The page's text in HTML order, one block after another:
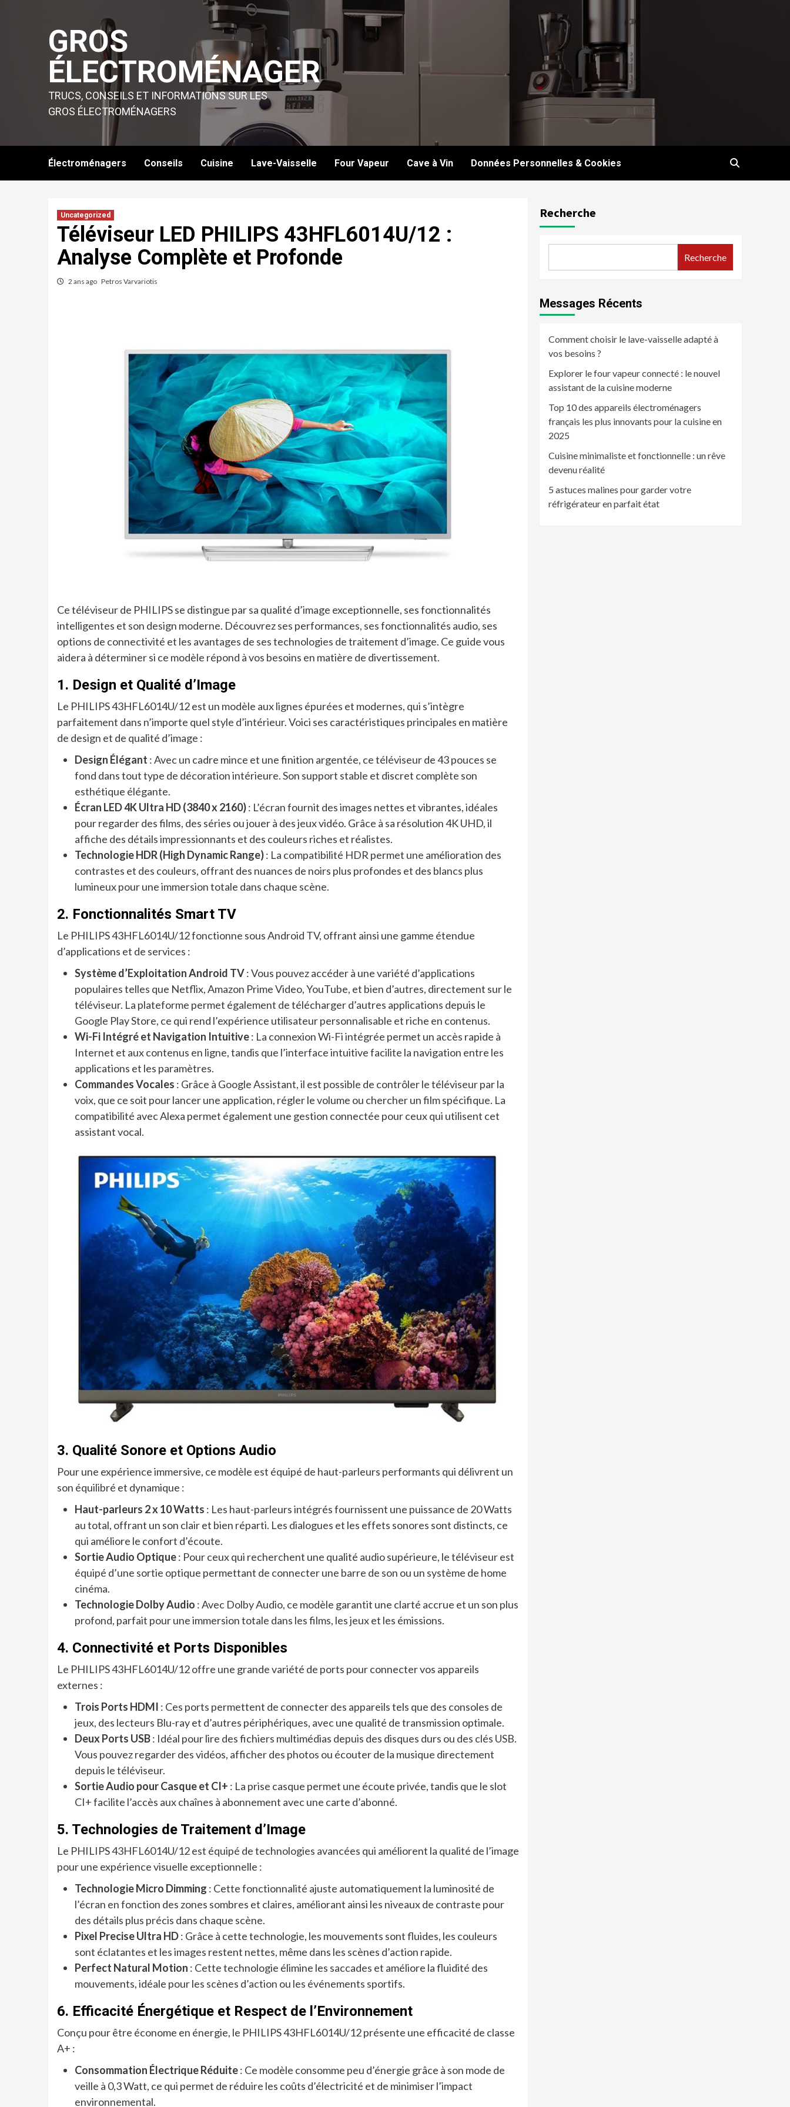
GROS
ÉLECTROMÉNAGER
TRUCS, CONSEILS ET INFORMATIONS SUR LES
GROS ÉLECTROMÉNAGERS
Électroménagers Conseils Cuisine Lave-Vaisselle Four Vapeur Cave à Vin Données Personnelles & Cookies
Uncategorized
Téléviseur LED PHILIPS 43HFL6014U/12 :
Analyse Complète et Profonde
2 ans ago Petros Varvariotis
Ce téléviseur de PHILIPS se distingue par sa qualité d’image exceptionnelle, ses fonctionnalités
intelligentes et son design moderne. Découvrez ses performances, ses fonctionnalités audio, ses
options de connectivité et les avantages de ses technologies de traitement d’image. Ce guide vous
aidera à déterminer si ce modèle répond à vos besoins en matière de divertissement.
1. Design et Qualité d’Image
Le PHILIPS 43HFL6014U/12 est un modèle aux lignes épurées et modernes, qui s’intègre
parfaitement dans n’importe quel style d’intérieur. Voici ses caractéristiques principales en matière
de design et de qualité d’image :
Design Élégant : Avec un cadre mince et une finition argentée, ce téléviseur de 43 pouces se
fond dans tout type de décoration intérieure. Son support stable et discret complète son
esthétique élégante.
Écran LED 4K Ultra HD (3840 x 2160): L’écran fournit des images nettes et vibrantes, idéales
pour regarder des films, des séries ou jouer à des jeux vidéo. Grâce à sa résolution 4K UHD, il
affiche des détails impressionnants et des couleurs riches et réalistes.
Technologie HDR (High Dynamic Range): La compatibilité HDR permet une amélioration des
contrastes et des couleurs, offrant des nuances de noirs plus profondes et des blancs plus
lumineux pour une immersion totale dans chaque scène.
2. Fonctionnalités Smart TV
Le PHILIPS 43HFL6014U/12 fonctionne sous Android TV, offrant ainsi une gamme étendue
d’applications et de services :
Système d’Exploitation Android TV: Vous pouvez accéder à une variété d’applications
populaires telles que Netflix, Amazon Prime Video, YouTube, et bien d’autres, directement sur le
téléviseur. La plateforme permet également de télécharger d’autres applications depuis le
Google Play Store, ce qui rend l’expérience utilisateur personnalisable et riche en contenus.
Wi-Fi Intégré et Navigation Intuitive: La connexion Wi-Fi intégrée permet un accès rapide à
Internet et aux contenus en ligne, tandis que l’interface intuitive facilite la navigation entre les
applications et les paramètres.
Commandes Vocales : Grâce à Google Assistant, il est possible de contrôler le téléviseur par la
voix, que ce soit pour lancer une application, régler le volume ou chercher un film spécifique. La
compatibilité avec Alexa permet également une gestion connectée pour ceux qui utilisent cet
assistant vocal.
3. Qualité Sonore et Options Audio
Pour une expérience immersive, ce modèle est équipé de haut-parleurs performants qui délivrent un
son équilibré et dynamique :
Haut-parleurs 2 x 10 Watts : Les haut-parleurs intégrés fournissent une puissance de 20 Watts
au total, offrant un son clair et bien réparti. Les dialogues et les effets sonores sont distincts, ce
qui améliore le confort d’écoute.
Sortie Audio Optique: Pour ceux qui recherchent une qualité audio supérieure, le téléviseur est
équipé d’une sortie optique permettant de connecter une barre de son ou un système de home
cinéma.
Technologie Dolby Audio : Avec Dolby Audio, ce modèle garantit une clarté accrue et un son plus
profond, parfait pour une immersion totale dans les films, les jeux et les émissions.
4. Connectivité et Ports Disponibles
Le PHILIPS 43HFL6014U/12 offre une grande variété de ports pour connecter vos appareils
externes :
Trois Ports HDMI : Ces ports permettent de connecter des appareils tels que des consoles de
jeux, des lecteurs Blu-ray et d’autres périphériques, avec une qualité de transmission optimale.
Deux Ports USB: Idéal pour lire des fichiers multimédias depuis des disques durs ou des clés USB.
Vous pouvez regarder des vidéos, afficher des photos ou écouter de la musique directement
depuis le téléviseur.
Sortie Audio pour Casque et CI+ : La prise casque permet une écoute privée, tandis que le slot
CI+ facilite l’accès aux chaînes à abonnement avec une carte d’abonné.
5. Technologies de Traitement d’Image
Le PHILIPS 43HFL6014U/12 est équipé de technologies avancées qui améliorent la qualité de l’image
pour une expérience visuelle exceptionnelle :
Technologie Micro Dimming : Cette fonctionnalité ajuste automatiquement la luminosité de
l’écran en fonction des zones sombres et claires, améliorant ainsi les niveaux de contraste pour
des détails plus précis dans chaque scène.
Pixel Precise Ultra HD: Grâce à cette technologie, les mouvements sont fluides, les couleurs
sont éclatantes et les images restent nettes, même dans les scènes d’action rapide.
Perfect Natural Motion : Cette technologie élimine les saccades et améliore la fluidité des
mouvements, idéale pour les scènes d’action ou les événements sportifs.
6. Efficacité Énergétique et Respect de l’Environnement
Conçu pour être économe en énergie, le PHILIPS 43HFL6014U/12 présente une efficacité de classe
A+ :
Consommation Électrique Réduite: Ce modèle consomme peu d’énergie grâce à son mode de
veille à 0,3 Watt, ce qui permet de réduire les coûts d’électricité et de minimiser l’impact
environnemental.
Recherche
Recherche
Messages Récents
Comment choisir le lave-vaisselle adapté à
vos besoins ?
Explorer le four vapeur connecté : le nouvel
assistant de la cuisine moderne
Top 10 des appareils électroménagers
français les plus innovants pour la cuisine en
2025
Cuisine minimaliste et fonctionnelle : un rêve
devenu réalité
5 astuces malines pour garder votre
réfrigérateur en parfait état